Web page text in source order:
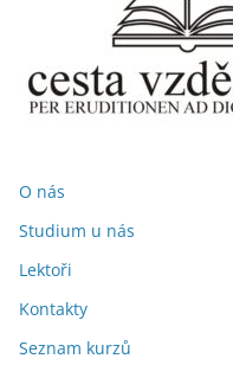
O nás
Studium u nás
Lektoři
Kontakty
Seznam kurzů